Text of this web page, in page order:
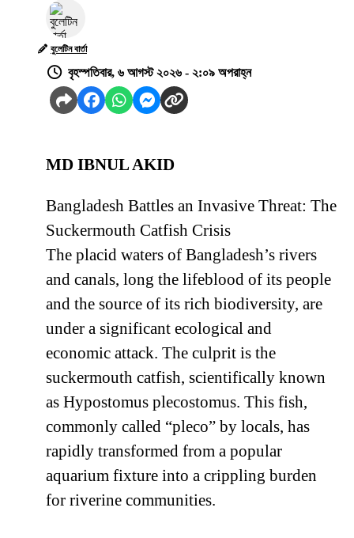
বুলেটিন বার্তা
বৃহস্পতিবার, ৬ আগস্ট ২০২৬ - ২:০৯ অপরাহ্ন
MD IBNUL AKID
Bangladesh Battles an Invasive Threat: The
Suckermouth Catfish Crisis
The placid waters of Bangladesh’s rivers
and canals, long the lifeblood of its people
and the source of its rich biodiversity, are
under a significant ecological and
economic attack. The culprit is the
suckermouth catfish, scientifically known
as Hypostomus plecostomus. This fish,
commonly called “pleco” by locals, has
rapidly transformed from a popular
aquarium fixture into a crippling burden
for riverine communities.